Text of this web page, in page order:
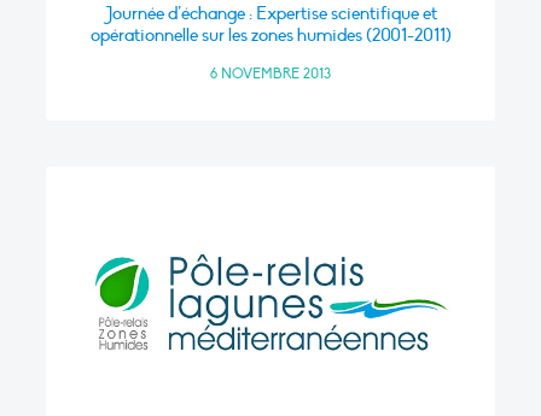
Journée d’échange : Expertise scientifique et
opérationnelle sur les zones humides (2001-2011)
6 NOVEMBRE 2013